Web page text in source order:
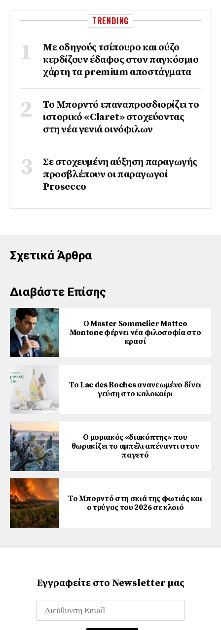
TRENDING
Με οδηγούς τσίπουρο και ούζο
κερδίζουν έδαφος στoν παγκόσμιο
χάρτη τα premium αποστάγματα
Το Μπορντό επαναπροσδιορίζει το
ιστορικό «Claret» στοχεύοντας
στη νέα γενιά οινόφιλων
Σε στοχευμένη αύξηση παραγωγής
προσβλέπουν οι παραγωγοί
Prosecco
Σχετικά Άρθρα
Διαβάστε Επίσης
Ο Master Sommelier Matteo
Montone φέρνει νέα φιλοσοφία στο
κρασί
Το Lac des Roches ανανεωμένο δίνει
γεύση στο καλοκαίρι
Ο μοριακός «διακόπτης» που
θωρακίζει το αμπέλι απέναντι στον
παγετό
Το Μπορντό στη σκιά της φωτιάς και
ο τρύγος του 2026 σε κλοιό
Εγγραφείτε στο Newsletter μας